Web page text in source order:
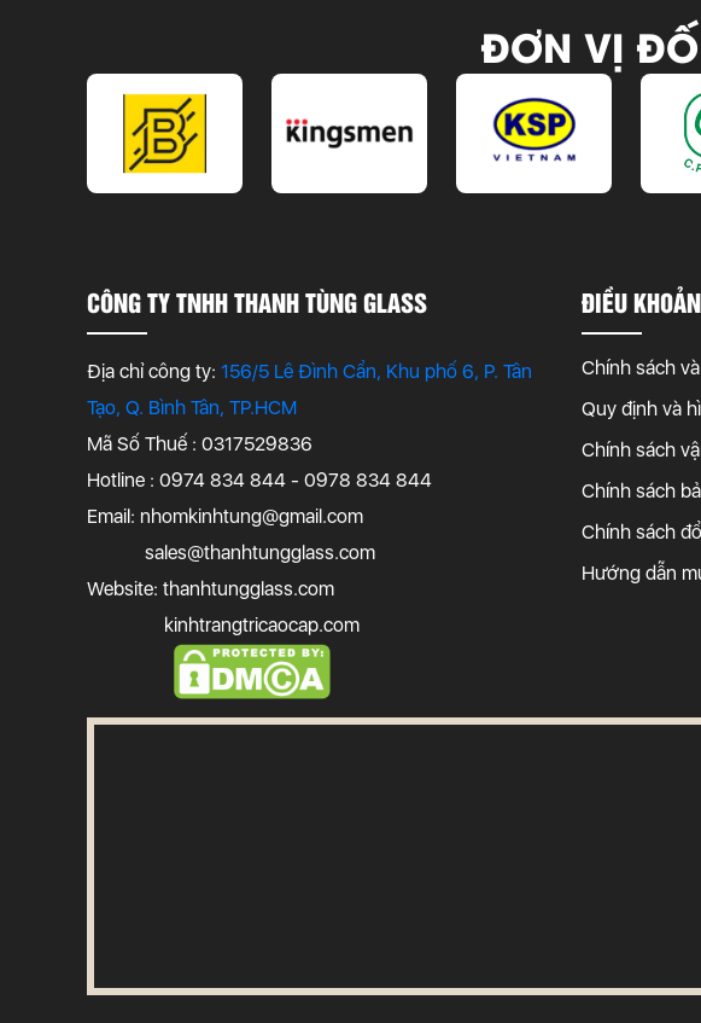
ĐƠN VỊ
CÔNG TY TNHH THANH TÙNG GLASS
Địa chỉ công ty: 156/5 Lê Đình Cẩn, Khu phố 6, P. Tân
Tạo, Q. Bình Tân, TP.HCM
Mã Số Thuế : 0317529836
Hotline : 0974 834 844 - 0978 834 844
Email: nhomkinhtung@gmail.com
sales@thanhtungglass.com
Website: thanhtungglass.com
kinhtrangtricaocap.com
ĐIỀU
Chính sách
Quy định và
Chính sách
Chính sách
Chính sách
Hướng dẫn